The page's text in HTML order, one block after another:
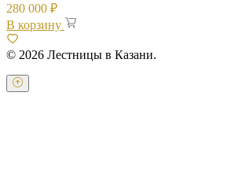
280 000 ₽
В корзину
© 2026 Лестницы в Казани.